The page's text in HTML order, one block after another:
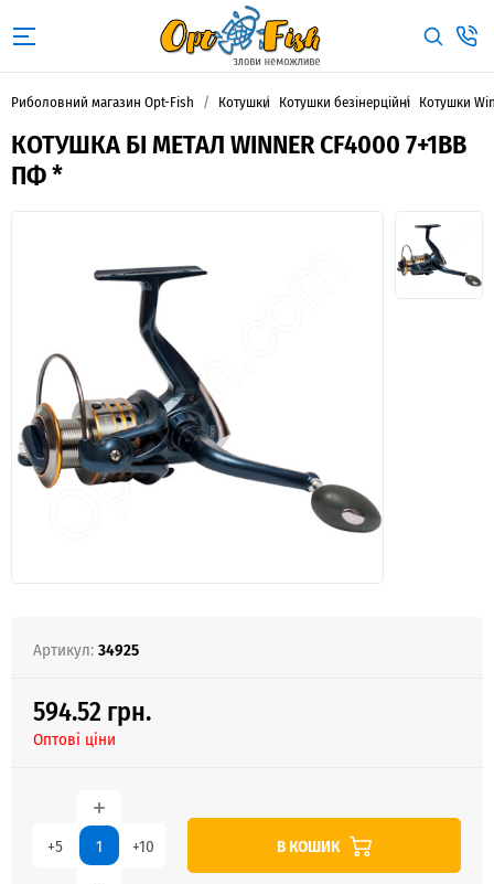
Риболовний магазин Opt-Fish Котушки Котушки безінерційні Котушки
КОТУШКА БІ МЕТАЛ WINNER CF4000 7+1BB
ПФ *
Артикул:34925
594.52 грн.
Оптові ціни
+5 +10 В КОШИК